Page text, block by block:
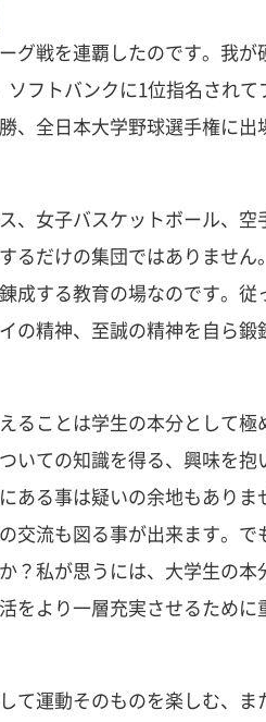
グ戦を連覇したのです。我
フトバンクに1位指名され
、全日本大学野球選手権に
、女子バスケットボール、
るだけの集団ではありませ
成する教育の場なのです。
の精神、至誠の精神を自ら
ることは学生の本分として
ての知識を得る、興味を抱
ある事は疑いの余地もあり
交流も図る事が出来ます。
？私が思うには、大学生の
より一層充実させるために
て運動そのものを楽しむ、